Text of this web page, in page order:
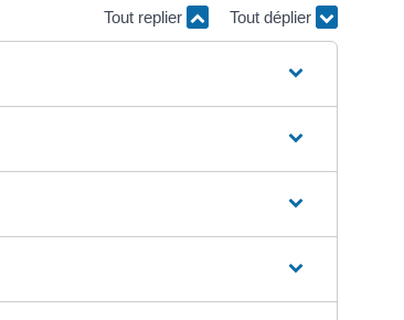
Tout replier Tout déplier